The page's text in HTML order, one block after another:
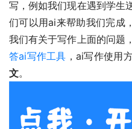
写，例如我们现在遇到学生
们可以用ai来帮助我们完成
我们有关于写作上面的问题
答ai写作工具 ，ai写作使用
文。